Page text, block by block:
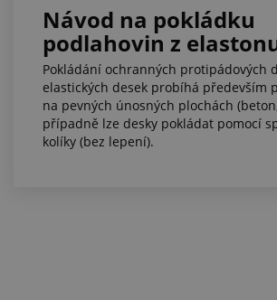
Návod na pokládku
podlahovin z
Pokládání ochranných protipádových
elastických desek probíhá především
na pevných únosných plochách
případně lze desky pokládat pomocí
kolíky (bez lepení).